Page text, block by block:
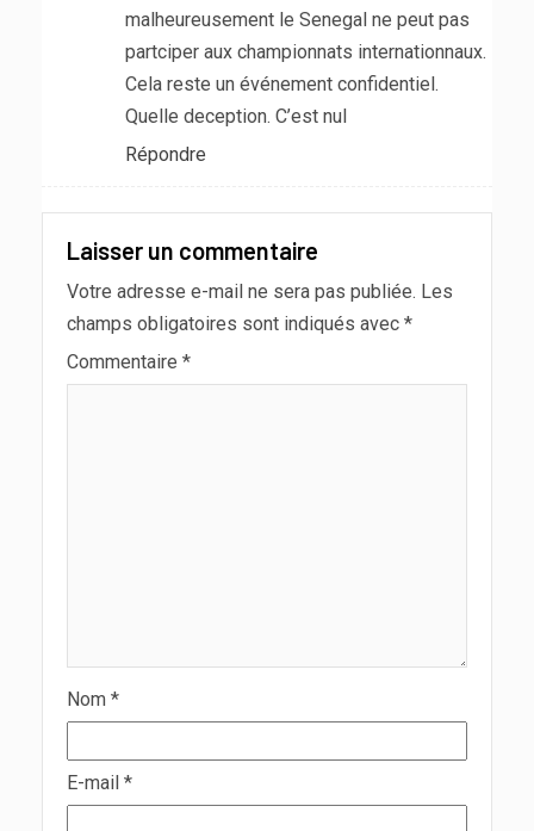
malheureusement le Senegal ne peut pas
partciper aux championnats internationnaux.
Cela reste un événement confidentiel.
Quelle deception. C’est nul
Répondre
Laisser un commentaire
Votre adresse e-mail ne sera pas publiée. Les
champs obligatoires sont indiqués avec *
Commentaire *
Nom *
E-mail *